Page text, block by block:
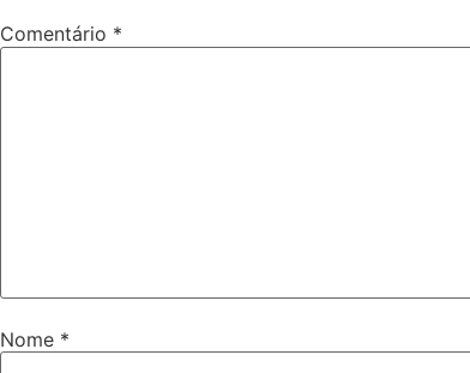
Comentário *
Nome *